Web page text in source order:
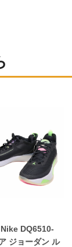
DQ6510-
ジョーダン ル